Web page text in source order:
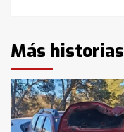
Más historias